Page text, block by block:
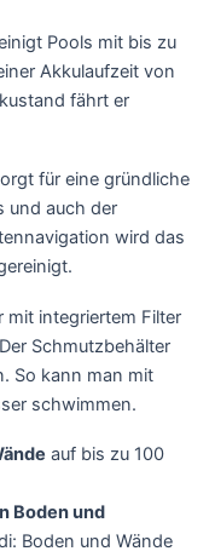
Pools mit bis zu
Akkulaufzeit von
fährt er
für eine gründliche
und auch der
wird das
mit integriertem Filter
Schmutzbehälter
So kann man mit
schwimmen.
auf bis zu 100
Boden und
Boden und Wände